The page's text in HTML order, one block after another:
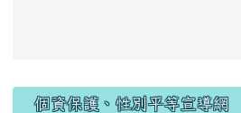
個資保護、性別平等宣導網